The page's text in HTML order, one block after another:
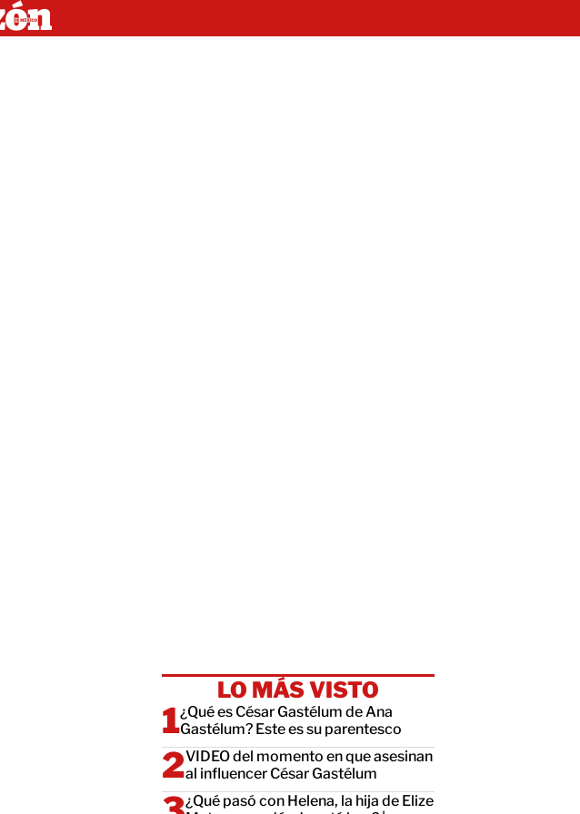
LO MÁS VISTO
¿Qué es César Gastélum de Ana
Gastélum? Este es su parentesco
VIDEO del momento en que asesinan
al influencer César Gastélum
¿Qué pasó con Helena, la hija de Elize